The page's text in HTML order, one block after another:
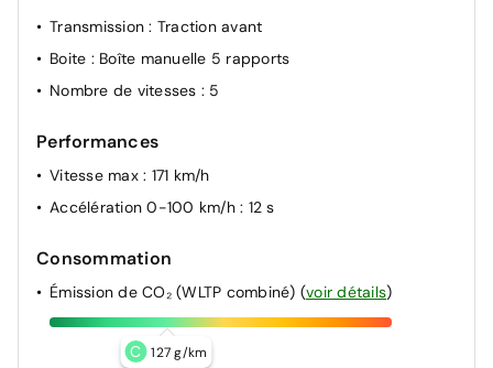
Transmission: Traction avant
Boite : Boîte manuelle 5 rapports
Nombre de vitesses : 5
Performances
Vitesse max : 171 km/h
Accélération 0-100 km/h : 12 s
Consommation
Émission de CO₂ (WLTP combiné) (voir détails)
C 127 g/km